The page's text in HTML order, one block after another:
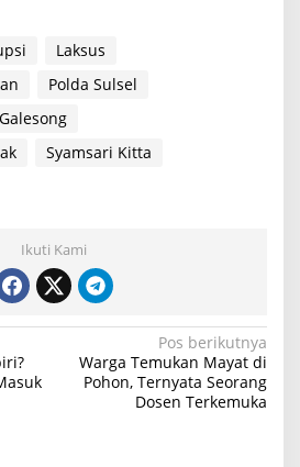
Laksus
Polda Sulsel
Syamsari Kitta
Ikuti Kami
Pos berikutnya
Warga Temukan Mayat di
Pohon, Ternyata Seorang
Dosen Terkemuka